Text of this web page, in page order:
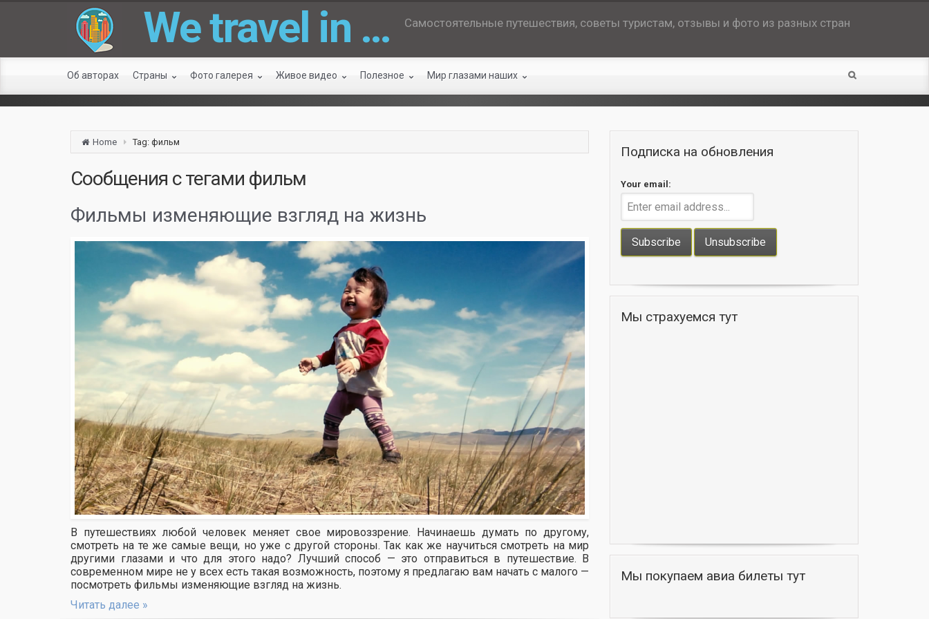
We travel in … Самостоятельные путешествия, советы туристам, отзывы и фото из разных стран
Об авторах Страны Фото галерея Живое видео Полезное Мир глазами наших
Home Tag: фильм
Сообщения с тегами фильм
Фильмы изменяющие взгляд на жизнь
В путешествиях любой человек меняет свое мировоззрение. Начинаешь думать по другому,
смотреть на те же самые вещи, но уже с другой стороны. Так как же научиться смотреть на мир
другими глазами и что для этого надо? Лучший способ — это отправиться в путешествие. В
современном мире не у всех есть такая возможность, поэтому я предлагаю вам начать с малого —
посмотреть фильмы изменяющие взгляд на жизнь.
Читать далее »
Подписка на обновления
Your email:
Мы страхуемся тут
Мы покупаем авиа билеты тут